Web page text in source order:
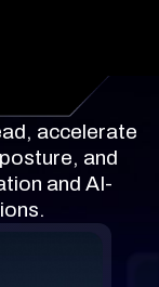
accelerate
and
and AI-